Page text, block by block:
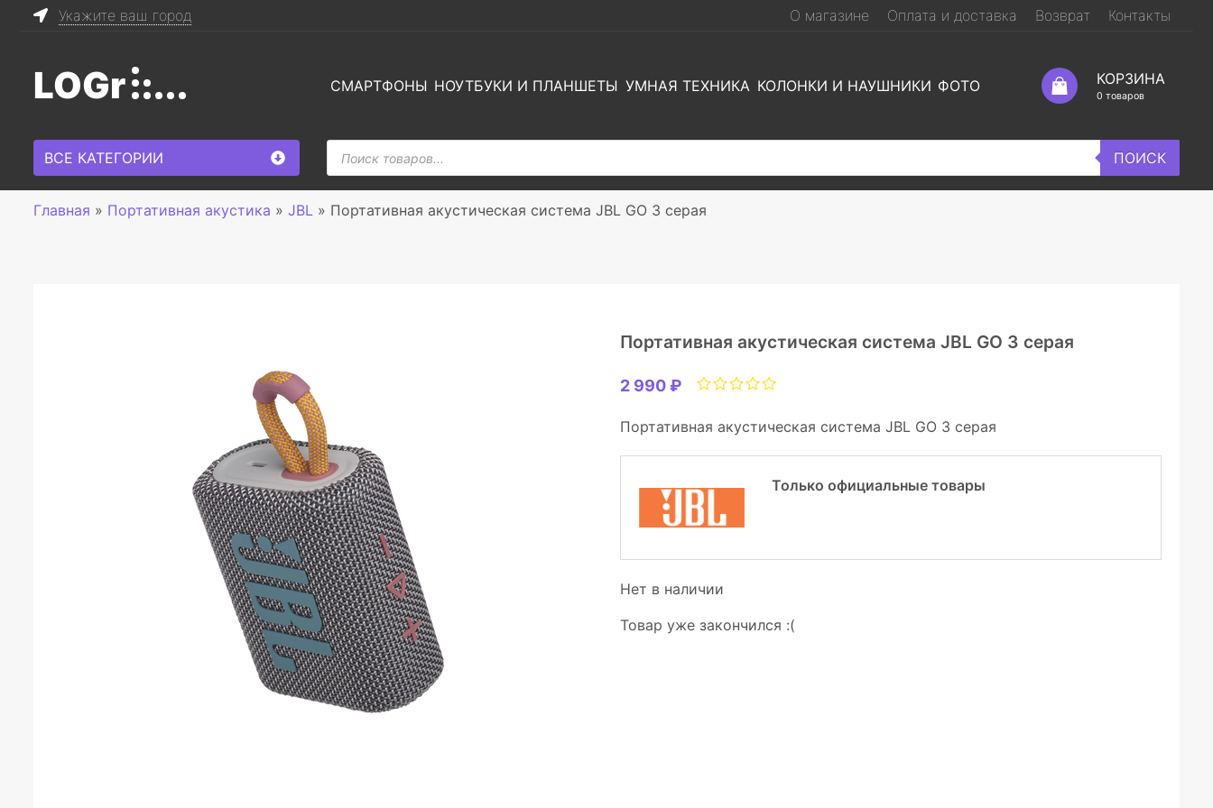
Укажите ваш город О магазине Оплата и доставка Возврат Контакты
LOGr СМАРТФОНЫ НОУТБУКИ И ПЛАНШЕТЫ УМНАЯ ТЕХНИКА КОЛОНКИ И НАУШНИКИ ФОТО КОРЗИНА
0 товаров
ВСЕ КАТЕГОРИИ
Поиск
товаров
ПОИСК
Главная » Портативная акустика » JBL » Портативная акустическая система JBL GO 3 серая
Портативная акустическая система JBL GO 3 серая
2 990 ₽
Портативная акустическая система JBL GO 3 серая
Только официальные товары
Нет в наличии
Товар уже закончился :(